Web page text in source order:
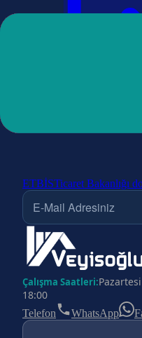
ETBİSTicaret Bakanlığı
Çalışma Saatleri:
18:00
Telefon WhatsApp